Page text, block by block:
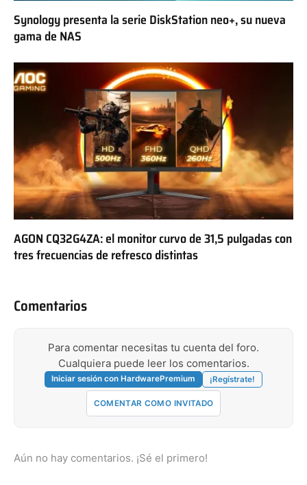
Synology presenta la serie DiskStation neo+, su nueva
gama de NAS
AGON CQ32G4ZA: el monitor curvo de 31,5 pulgadas con
tres frecuencias de refresco distintas
Comentarios
Para comentar necesitas tu cuenta del foro.
Cualquiera puede leer los comentarios.
Iniciar sesión con HardwarePremium ¡Regístrate!
COMENTAR COMO INVITADO
Aún no hay comentarios. ¡Sé el primero!